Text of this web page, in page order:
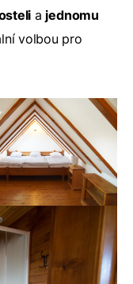
a jednomu
volbou pro